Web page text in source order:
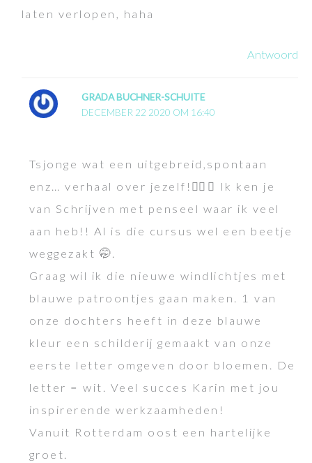
laten verlopen, haha
Antwoord
GRADA BUCHNER-SCHUITE
DECEMBER 22 2020 OM 16:40
Tsjonge wat een uitgebreid,spontaan
enz… verhaal over jezelf!👍🏻😁 Ik ken je
van Schrijven met penseel waar ik veel
aan heb!! Al is die cursus wel een beetje
weggezakt 🤭.
Graag wil ik die nieuwe windlichtjes met
blauwe patroontjes gaan maken. 1 van
onze dochters heeft in deze blauwe
kleur een schilderij gemaakt van onze
eerste letter omgeven door bloemen. De
letter = wit. Veel succes Karin met jou
inspirerende werkzaamheden!
Vanuit Rotterdam oost een hartelijke
groet.